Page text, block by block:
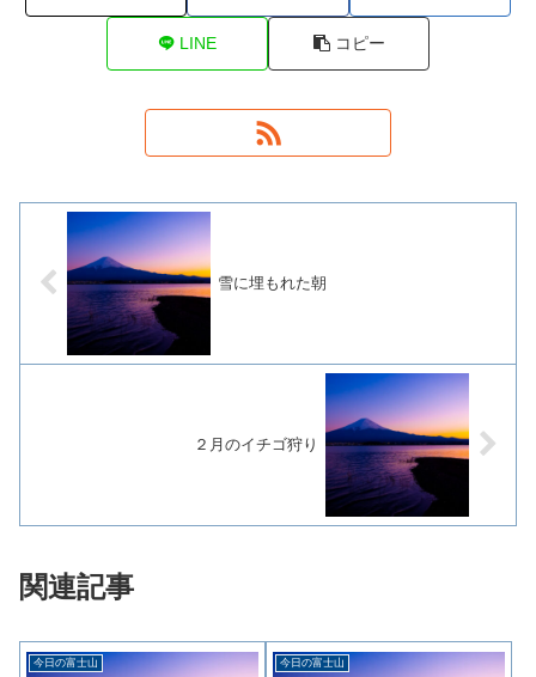
LINE コピー
雪に埋もれた朝
２月のイチゴ狩り
関連記事
今日の富士山 今日の富士山